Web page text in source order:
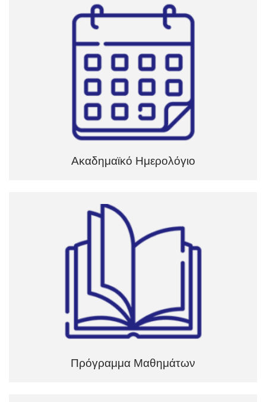
Ακαδημαϊκό Ημερολόγιο
Πρόγραμμα Μαθημάτων